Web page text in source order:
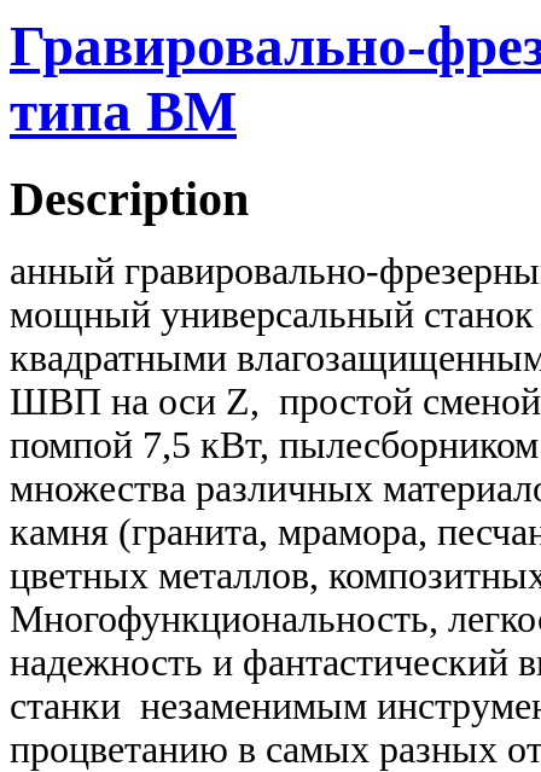
Гравировально-
типа BМ
Description
анный гравировально-
мощный универсальный
квадратными
ШВП на оси Z, простой сменой
помпой 7,5 кВт, пылесборником
множества различных
камня (гранита, мрамора,
цветных металлов,
Многофункциональность,
надежность и фантастический
станки незаменимым
процветанию в самых разных